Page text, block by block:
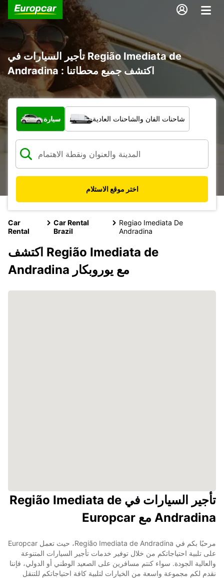
تأجير السيارات في Região Imediata de
Andradina : اكتشف جميع محطاتنا
ما نوع المركبة؟
سيارة شاحنات الفان والشاحنات العادية
اختر موقع الاستلام
Car
Rental
Car Rental
Brazil
Regiao Imediata De
Andradina
اكتشف Região Imediata de
Andradina مع يوروبكار
تأجير السيارات في Região Imediata de
Andradina مع Europcar
مرحبًا بكم في Região Imediata de Andradina، حيث تعمل Europcar
على تلبية احتياجاتكم من خلال توفير خدمات تأجير السيارات المتنوعة
والعالية الجودة. سواء كنتم مسافرين على الصعيد الوطني أو الدولي، فإننا
نقدم لكم مجموعة واسعة من الخيارات لتلبية كافة احتياجاتكم للتنقل